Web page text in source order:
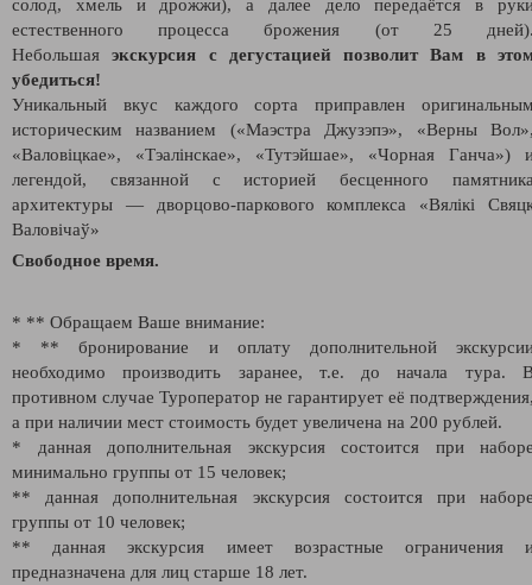
солод, хмель и дрожжи), а далее дело передаётся в
естественного процесса брожения (от 25
Небольшаяэкскурсия с дегустацией позволит Вам в
убедиться!
Уникальный вкус каждого сорта приправлен
историческим названием («Маэстра Джузэпэ», «Верны
«Валовіцкае», «Тэалінскае», «Тутэйшае», «Чорная Ганча»)
легендой, связанной с историей бесценного
архитектуры — дворцово-паркового комплекса «Вялікі
Валовічаў»
Свободное время.
* ** Обращаем Ваше внимание:
* ** бронирование и оплату дополнительной
необходимо производить заранее, т.е. до начала тура.
противном случае Туроператор не гарантирует её
а при наличии мест стоимость будет увеличена на 200 рублей.
* данная дополнительная экскурсия состоится при
минимально группы от 15 человек;
** данная дополнительная экскурсия состоится при
группы от 10 человек;
** данная экскурсия имеет возрастные ограничения
предназначена для лиц старше 18 лет.